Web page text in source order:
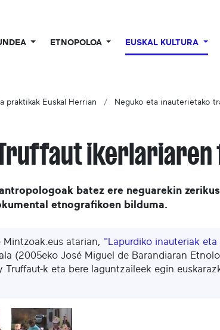
ETNOPOLOA EUSKAL KULTURA
praktikak Euskal Herrian Neguko eta inauterietako
ikerlariaren
batez ere neguarekin
etnografikoen bilduma.
Mintzoak.eus atarian, "Lapurdiko inauteriak
(2005eko José Miguel de Barandiaran
Truffaut-k eta bere laguntzaileek egin